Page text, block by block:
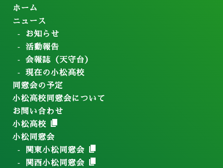
ホーム
ニュース
お知らせ
活動報告
会報誌（天守台）
現在の小松高校
同窓会の予定
小松高校同窓会について
お問い合わせ
小松高校
小松同窓会
関東小松同窓会
関西小松同窓会